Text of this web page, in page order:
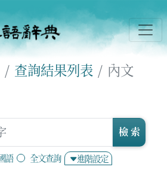
查詢結果列表 內文
語 全文查詢 進階設定
檢 索